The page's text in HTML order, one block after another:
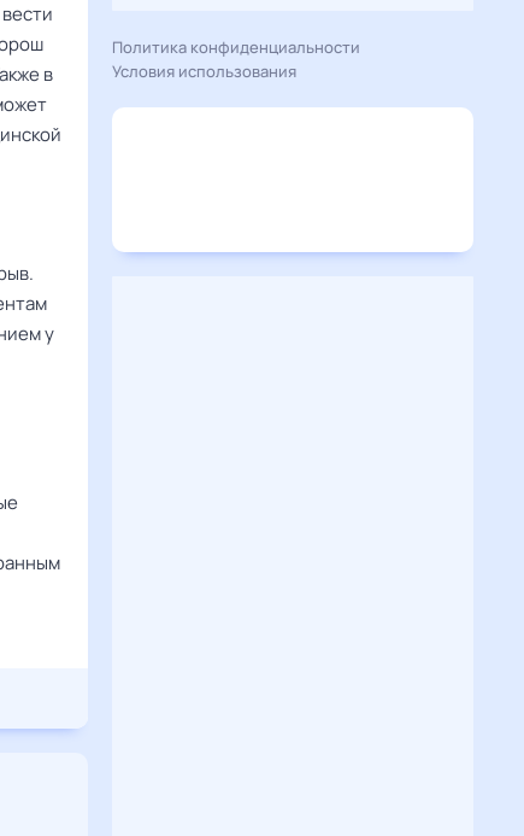
в
у
Политика конфиденциальности
Условия использования